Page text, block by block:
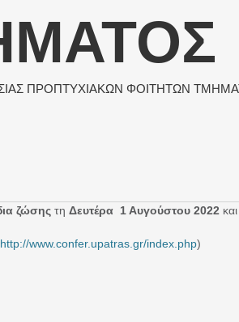
ΠΡΟΠΤΥΧΙΑΚΩΝ ΦΟΙΤΗΤΩΝ
ζώσης τη Δευτέρα 1 Αυγούστου 2022 και
http://www.confer.upatras.gr/index.php)